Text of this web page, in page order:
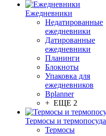
Ежедневники
Недатированные
ежедневники
Датированные
ежедневники
Планинги
Блокноты
Упаковка для
ежедневников
Bplanner
+ ЕЩЕ 2
Термосы и термопосуда
Термосы